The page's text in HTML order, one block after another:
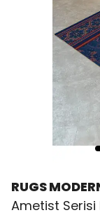
RUGS
Ametist